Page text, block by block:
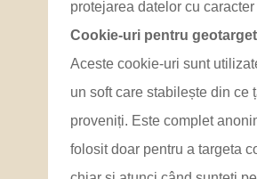
protejarea datelor cu
Cookie-uri pentru
Aceste cookie-uri sunt
un soft care stabilește din ce
proveniți. Este complet
folosit doar pentru a targeta